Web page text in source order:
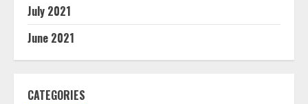
July 2021
June 2021
CATEGORIES